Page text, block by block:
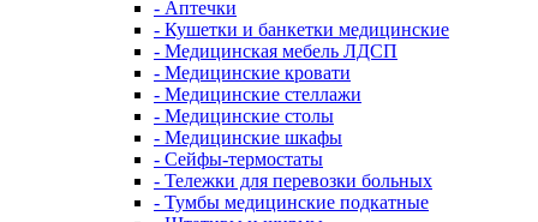
- Аптечки
- Кушетки и банкетки медицинские
- Медицинская мебель ЛДСП
- Медицинские кровати
- Медицинские стеллажи
- Медицинские столы
- Медицинские шкафы
- Сейфы-термостаты
- Тележки для перевозки больных
- Тумбы медицинские подкатные